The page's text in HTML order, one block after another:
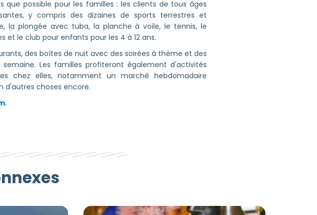
possible pour les familles : les clients de tous âges
y compris des dizaines de sports terrestres et
la plongée avec tuba, la planche à voile, le tennis, le
et le club pour enfants pour les 4 à 12 ans.
des boîtes de nuit avec des soirées à thème et des
Les familles profiteront également d'activités
chez elles, notamment un marché hebdomadaire
d'autres choses encore.
.